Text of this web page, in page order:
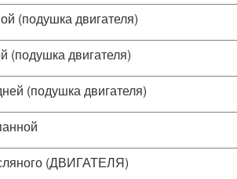
(подушка двигателя)
(подушка двигателя)
(подушка двигателя)
(ДВИГАТЕЛЯ)